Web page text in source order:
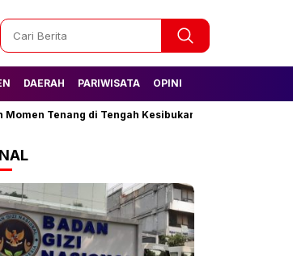
DAERAH PARIWISATA OPINI
Tenang di Tengah Kesibukan